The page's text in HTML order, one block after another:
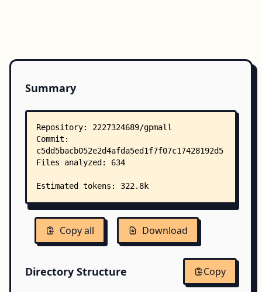
Summary
Copy all Download
Directory Structure Copy